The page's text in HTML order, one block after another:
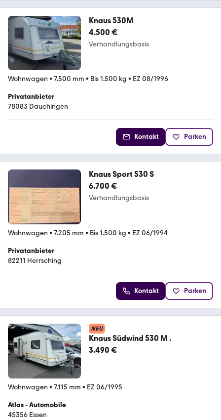
Knaus 530M
4.500 €
Verhandlungsbasis
Wohnwagen • 7.500 mm • Bis 1.500 kg • EZ 08/1996
Privatanbieter
78083 Dauchingen
Kontakt Parken
Knaus Sport 530 S
6.700 €
Verhandlungsbasis
Wohnwagen • 7.205 mm • Bis 1.500 kg • EZ 06/1994
Privatanbieter
82211 Herrsching
Kontakt Parken
NEU
Knaus Südwind 530 M .
3.490 €
Wohnwagen • 7.115 mm • EZ 06/1995
Atlas - Automobile
45356 Essen